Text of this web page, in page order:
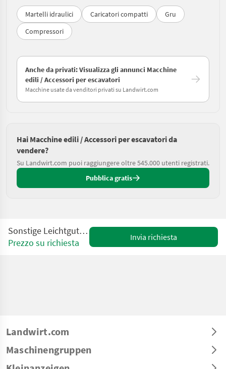
Martelli idraulici Caricatori compatti
Gru
Compressori
Anche da privati: Visualizza gli annunci Macchine
edili / Accessori per escavatori
Macchine usate da venditori privati su Landwirt.com
Hai Macchine edili / Accessori per escavatori da
vendere?
Su Landwirt.com puoi raggiungere oltre 545.000 utenti registrati.
Pubblica gratis
Sonstige Leichtgutschaufel Reschke
Prezzo su richiesta
Invia richiesta
Landwirt.com
Maschinengruppen